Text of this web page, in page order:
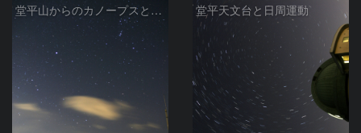
堂平山からのカノープスと大三角 堂平天文台と日周運動